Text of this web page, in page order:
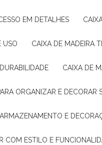
EM DETALHES
USO CAIXA DE MADEIRA
CAIXA DE
ORGANIZAR E DECORAR
E
COM ESTILO E